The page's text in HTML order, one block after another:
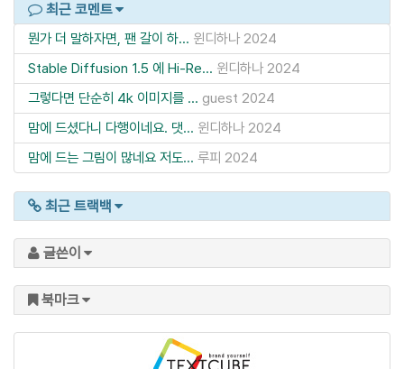
최근 코멘트
뭔가 더 말하자면, 팬 갈이 하... 윈디하나 2024
Stable Diffusion 1.5 에 Hi-Re... 윈디하나 2024
그렇다면 단순히 4k 이미지를 ... guest 2024
맘에 드셨다니 다행이네요. 댓... 윈디하나 2024
맘에 드는 그림이 많네요 저도... 루피 2024
최근 트랙백
글쓴이
북마크